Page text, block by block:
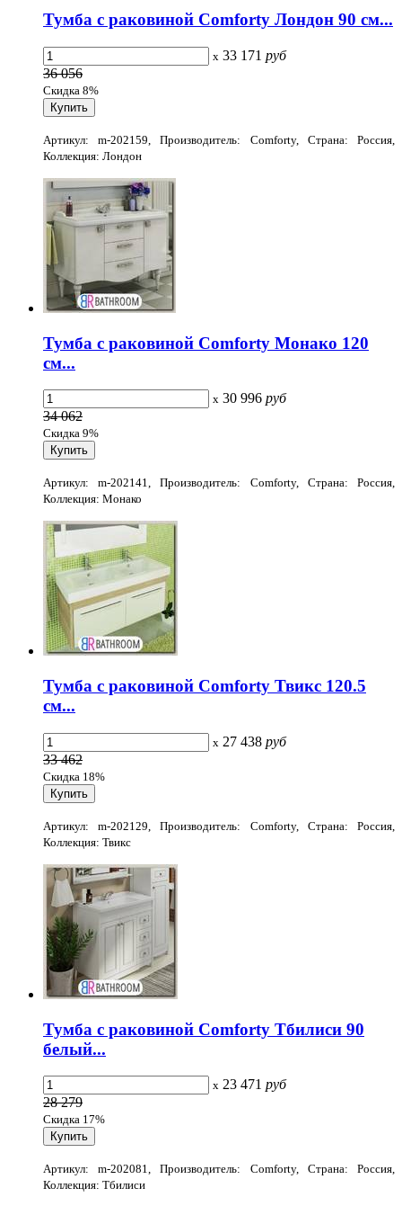
Тумба с раковиной Comforty Лондон 90 см...
x 33 171 руб
36 056
Скидка 8%
Артикул: m-202159, Производитель: Comforty, Страна: Россия,
Коллекция: Лондон
Тумба с раковиной Comforty Монако 120
см...
x 30 996 руб
34 062
Скидка 9%
Артикул: m-202141, Производитель: Comforty, Страна: Россия,
Коллекция: Монако
Тумба с раковиной Comforty Твикс 120.5
см...
x 27 438 руб
33 462
Скидка 18%
Артикул: m-202129, Производитель: Comforty, Страна: Россия,
Коллекция: Твикс
Тумба с раковиной Comforty Тбилиси 90
белый...
x 23 471 руб
28 279
Скидка 17%
Артикул: m-202081, Производитель: Comforty, Страна: Россия,
Коллекция: Тбилиси